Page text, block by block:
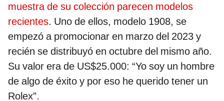
muestra de su colección parecen modelos
recientes. Uno de ellos, modelo 1908, se
empezó a promocionar en marzo del 2023 y
recién se distribuyó en octubre del mismo año.
Su valor era de US$25.000: “Yo soy un hombre
de algo de éxito y por eso he querido tener un
Rolex”.